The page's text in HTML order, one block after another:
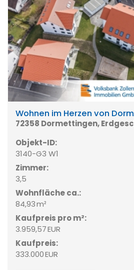
Wohnen im Herzen von
72358 Dormettingen,
Objekt-ID:
3140-G3 W1
Zimmer:
3,5
Wohnfläche ca.:
84,93 m²
Kaufpreis pro m²:
3.959,57 EUR
Kaufpreis:
333.000 EUR